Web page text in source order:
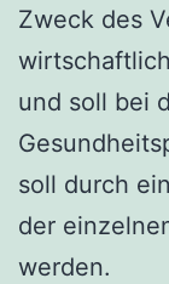
Zweck des
und soll bei
soll durch
der
werden.